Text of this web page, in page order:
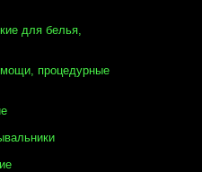
для белья,
процедурные